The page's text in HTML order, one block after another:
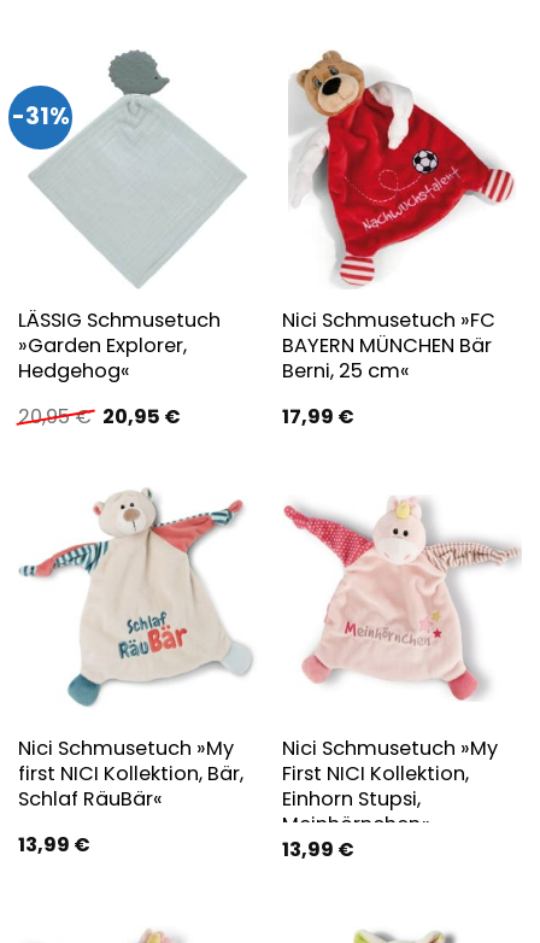
Preis
30,00 €
-31%
LÄSSIG Schmusetuch
»Garden Explorer,
Hedgehog«
20,95€ Ursprünglicher
Preis
20,95 €Aktueller
Nici Schmusetuch »FC
BAYERN MÜNCHEN Bär
Berni, 25 cm«
17,99 €
Nici Schmusetuch »My
first NICI Kollektion, Bär,
Schlaf RäuBär«
13,99 €
Nici Schmusetuch »My
First NICI Kollektion,
Einhorn Stupsi,
Meinhörnchen«
13,99 €